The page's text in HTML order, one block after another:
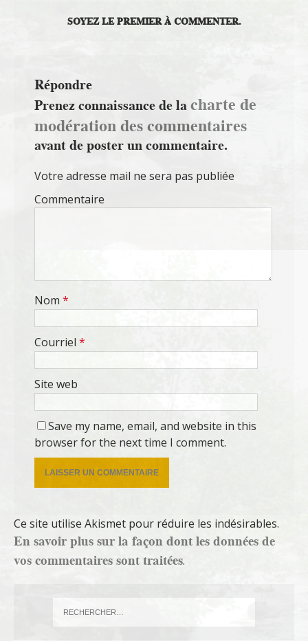
SOYEZ LE PREMIER À COMMENTER.
Répondre
Prenez connaissance de lacharte de
modération des commentaires
avant de poster un commentaire.
Votre adresse mail ne sera pas publiée
Commentaire
Nom *
Courriel *
Site web
Save my name, email, and website in this
browser for the next time I comment.
Ce site utilise Akismet pour réduire les indésirables.
En savoir plus sur la façon dont les données de
vos commentaires sont traitées.